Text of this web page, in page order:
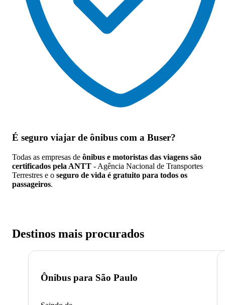
É seguro viajar de ônibus com a Buser?
Todas as empresas de ônibus e motoristas das viagens são
certificados pela ANTT - Agência Nacional de Transportes
Terrestres e o seguro de vida é gratuito para todos os
passageiros.
Destinos mais procurados
Ônibus para São Paulo